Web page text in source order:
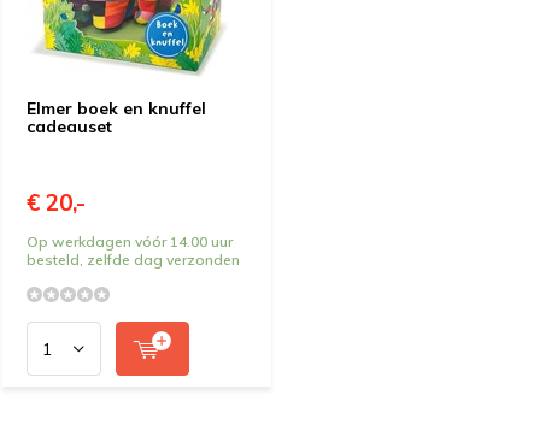
Elmer boek en knuffel
cadeauset
€ 20,-
Op werkdagen vóór 14.00 uur
besteld, zelfde dag verzonden